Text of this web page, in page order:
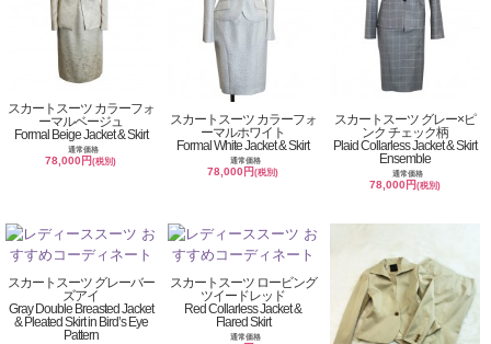
スカートスーツ カラーフォ
ーマルベージュ
Formal Beige Jacket & Skirt
通常価格
78,000円(税別)
スカートスーツ カラーフォ
ーマルホワイト
Formal White Jacket & Skirt
通常価格
78,000円(税別)
スカートスーツ グレー×ピ
ンク チェック柄
Plaid Collarless Jacket & Skirt
Ensemble
通常価格
78,000円(税別)
スカートスーツ グレーバー
ズアイ
Gray Double Breasted Jacket
& Pleated Skirt in Bird’s Eye
Pattern
スカートスーツ ロービング
ツイードレッド
Red Collarless Jacket &
Flared Skirt
通常価格